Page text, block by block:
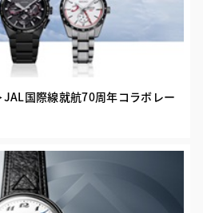
国際線就航70周年コラボレー